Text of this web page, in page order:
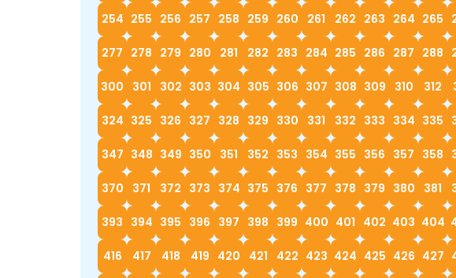
254 255 256 257 258 259 260 261 262 263 264 265
277 278 279 280 281 282 283 284 285 286 287 288
300 301 302 303 304 305 306 307 308 309 310 312
324 325 326 327 328 329 330 331 332 333 334 335
347 348 349 350 351 352 353 354 355 356 357 358
370 371 372 373 374 375 376 377 378 379 380 381
393 394 395 396 397 398 399 400 401 402 403 404
416 417 418 419 420 421 422 423 424 425 426 427